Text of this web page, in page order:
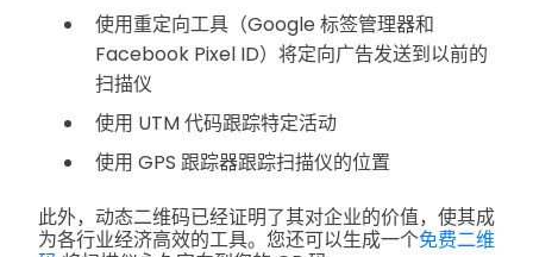
使用重定向工具（Google 标签管理器和
Facebook Pixel ID）将定向广告发送到以前的
扫描仪
使用 UTM 代码跟踪特定活动
使用 GPS 跟踪器跟踪扫描仪的位置
此外，动态二维码已经证明了其对企业的价值，使其成
为各行业经济高效的工具。您还可以生成一个免费二维